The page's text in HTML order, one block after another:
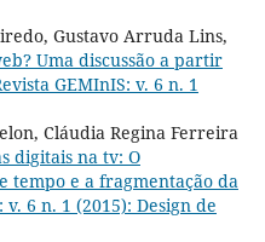
Gustavo Arruda Lins,
Uma discussão a partir
GEMInIS: v. 6 n. 1
Cláudia Regina Ferreira
digitais na tv: O
tempo e a fragmentação da
v. 6 n. 1 (2015): Design de